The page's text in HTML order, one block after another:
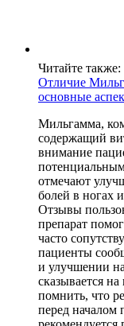
Читайте также:
Отличие
основные
Мильгамма,
содержащий
внимание
отмечают
болей в ногах
Отзывы
препарат
часто
пациенты
и улучшении
сказывается
помнить, что
перед